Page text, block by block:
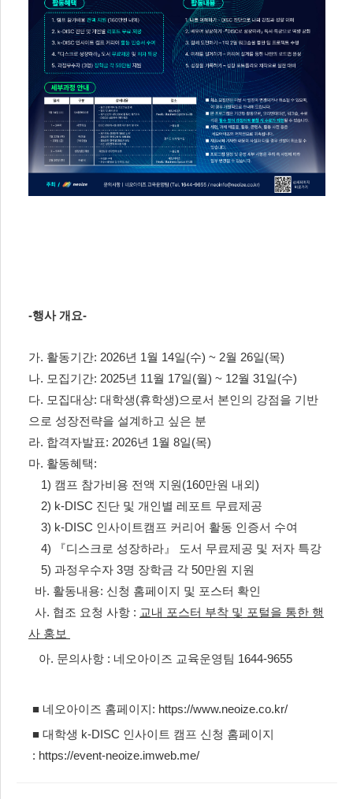
-행사 개요-
가. 활동기간: 2026년 1월 14일(수) ~ 2월 26일(목)
나. 모집기간: 2025년 11월 17일(월) ~ 12월 31일(수)
다. 모집대상: 대학생(휴학생)으로서 본인의 강점을 기반
으로 성장전략을 설계하고 싶은 분
라. 합격자발표: 2026년 1월 8일(목)
마. 활동혜택:
1) 캠프 참가비용 전액 지원(160만원 내외)
2) k-DISC 진단 및 개인별 레포트 무료제공
3) k-DISC 인사이트캠프 커리어 활동 인증서 수여
4) 『디스크로 성장하라』 도서 무료제공 및 저자 특강
5) 과정우수자 3명 장학금 각 50만원 지원
바. 활동내용: 신청 홈페이지 및 포스터 확인
사. 협조 요청 사항 : 교내 포스터 부착 및 포털을 통한 행
사 홍보
아. 문의사항 : 네오아이즈 교육운영팀 1644-9655
■ 네오아이즈 홈페이지: https://www.neoize.co.kr/
■ 대학생 k-DISC 인사이트 캠프 신청 홈페이지
: https://event-neoize.imweb.me/